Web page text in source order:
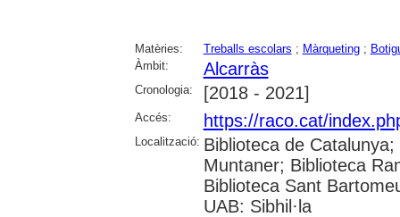
Matèries: Treballs escolars ; Màrqueting;
Àmbit:
Alcarràs
Cronologia: [2018 - 2021]
Accés: https://raco.cat/
Localització: Biblioteca de
Muntaner; Biblioteca
Biblioteca Sant
UAB: Sibhil·la